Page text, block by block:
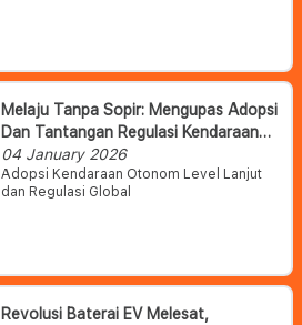
Melaju Tanpa Sopir: Mengupas Adopsi
Dan Tantangan Regulasi Kendaraan
Otonom Level Lanjut
04 January 2026
Adopsi Kendaraan Otonom Level Lanjut
dan Regulasi Global
Revolusi Baterai EV Melesat,